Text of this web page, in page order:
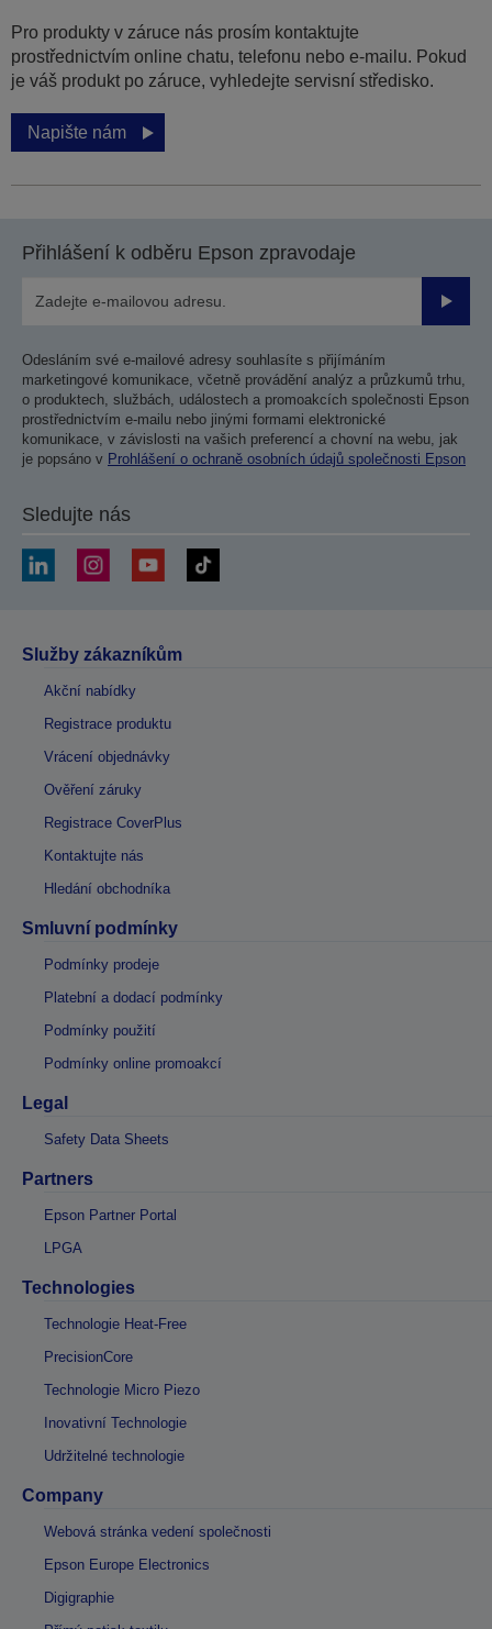
Pro produkty v záruce nás prosím kontaktujte
prostřednictvím online chatu, telefonu nebo e-mailu. Pokud
je váš produkt po záruce, vyhledejte servisní středisko.
Napište nám
Přihlášení k odběru Epson zpravodaje
Odesláním své e-mailové adresy souhlasíte s přijímáním
marketingové komunikace, včetně provádění analýz a průzkumů trhu,
o produktech, službách, událostech a promoakcích společnosti Epson
prostřednictvím e-mailu nebo jinými formami elektronické
komunikace, v závislosti na vašich preferencí a chovní na webu, jak
je popsáno v Prohlášení o ochraně osobních údajů společnosti Epson
Sledujte nás
Služby zákazníkům
Akční nabídky
Registrace produktu
Vrácení objednávky
Ověření záruky
Registrace CoverPlus
Kontaktujte nás
Hledání obchodníka
Smluvní podmínky
Podmínky prodeje
Platební a dodací podmínky
Podmínky použití
Podmínky online promoakcí
Legal
Safety Data Sheets
Partners
Epson Partner Portal
LPGA
Technologies
Technologie Heat-Free
PrecisionCore
Technologie Micro Piezo
Inovativní Technologie
Udržitelné technologie
Company
Webová stránka vedení společnosti
Epson Europe Electronics
Digigraphie